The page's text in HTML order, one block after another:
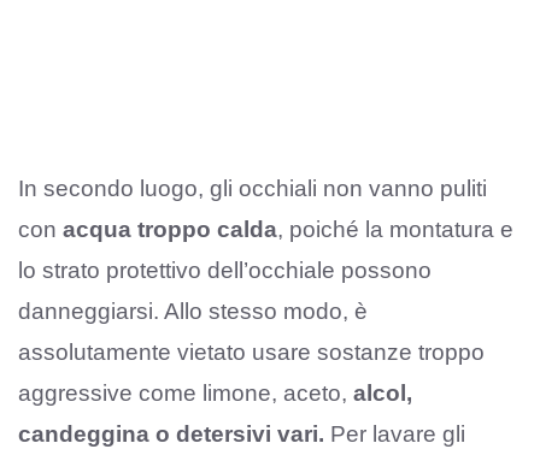
In secondo luogo, gli occhiali non vanno puliti
con acqua troppo calda, poiché la montatura e
lo strato protettivo dell’occhiale possono
danneggiarsi. Allo stesso modo, è
assolutamente vietato usare sostanze troppo
aggressive come limone, aceto, alcol,
candeggina o detersivi vari. Per lavare gli